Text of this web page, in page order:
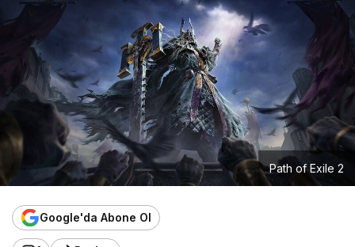
Path of Exile 2
Google'da Abone Ol